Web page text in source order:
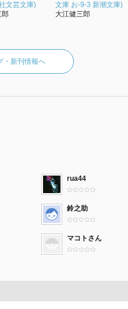
文芸文庫)
郎
文庫 お-9-3 新潮文庫)
大江健三郎
・新刊情報へ
rua44
鈴之助
マコトさん